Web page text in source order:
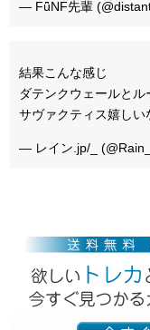
— FǖNF先輩
結果こんな感じ
ダテンクウェールとル
サヴァクティス嬉しい
— レイン.jp/_